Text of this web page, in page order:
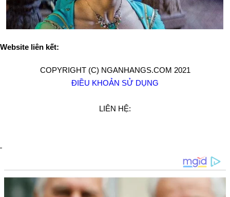
Website liên kết:
COPYRIGHT (C) NGANHANGS.COM 2021
ĐIỀU KHOẢN SỬ DỤNG
LIÊN HỆ: